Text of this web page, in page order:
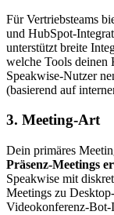
Für Vertriebsteams
und HubSpot-
unterstützt breite
welche Tools deinen
Speakwise-Nutzer
(basierend auf
3. Meeting-Art
Dein primäres
Präsenz-Meetings
Speakwise mit
Meetings zu
Videokonferenz-Bot-